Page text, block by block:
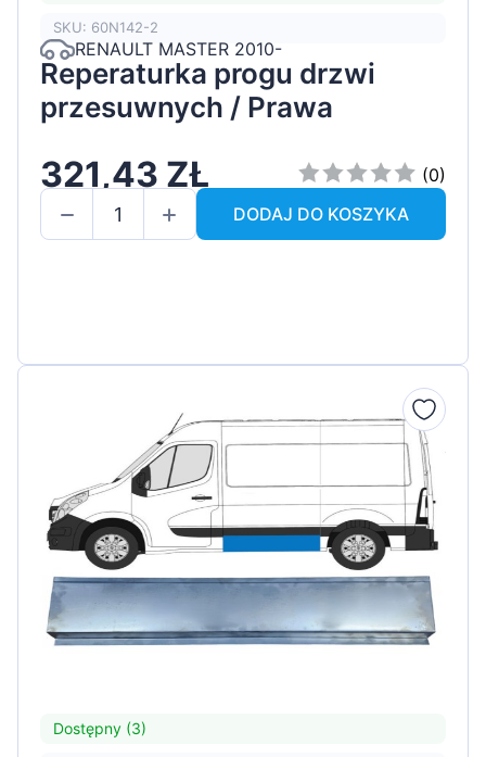
SKU: 60N142-2
RENAULT MASTER 2010-
Reperaturka progu drzwi
przesuwnych / Prawa
321,43 ZŁ
(0)
DODAJ DO KOSZYKA
Dostępny (3)